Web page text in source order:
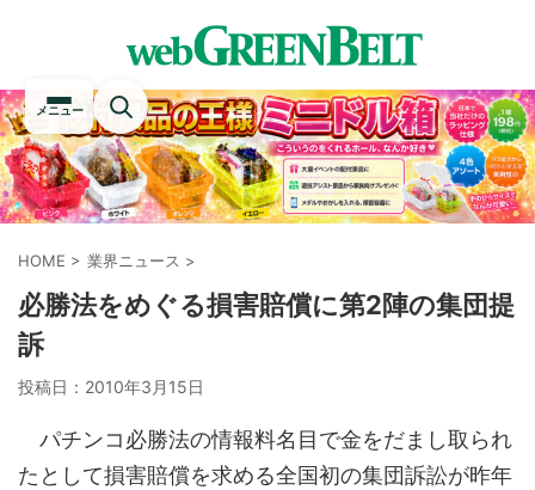
メニュー
HOME > 業界ニュース >
必勝法をめぐる損害賠償に第2陣の集団提
訴
投稿日： 2010年3月15日
パチンコ必勝法の情報料名目で金をだまし取られ
たとして損害賠償を求める全国初の集団訴訟が昨年